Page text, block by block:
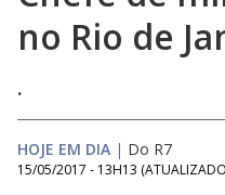
no Rio de
.
HOJE EM DIA | Do R7
15/05/2017 - 13H13